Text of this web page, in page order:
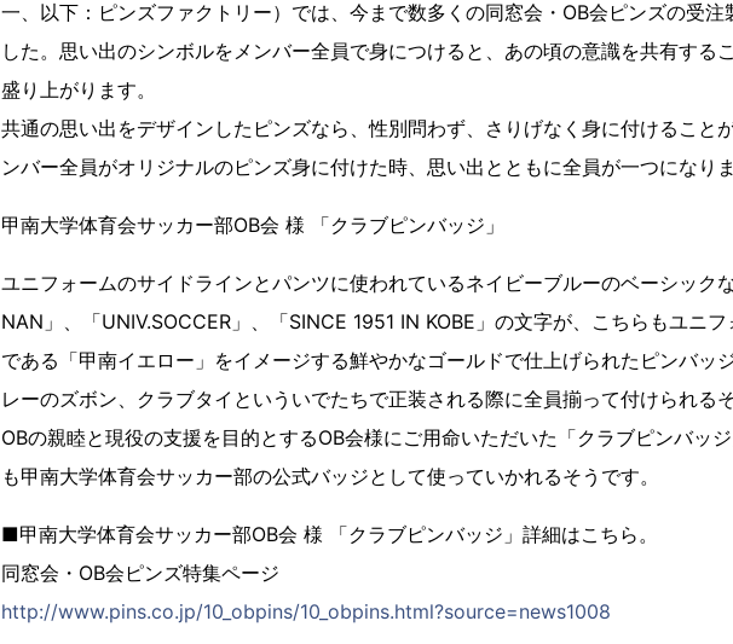
一、以下：ピンズファクトリー）では、今まで数多くの同窓会・OB会ピンズの受注
した。思い出のシンボルをメンバー全員で身につけると、あの頃の意識を共有する
盛り上がります。
共通の思い出をデザインしたピンズなら、性別問わず、さりげなく身に付けること
ンバー全員がオリジナルのピンズ身に付けた時、思い出とともに全員が一つになりま
甲南大学体育会サッカー部OB会 様 「クラブピンバッジ」
ユニフォームのサイドラインとパンツに使われているネイビーブルーのベーシック
NAN」、「UNIV.SOCCER」、「SINCE 1951 IN KOBE」の文字が、こちらもユニ
である「甲南イエロー」をイメージする鮮やかなゴールドで仕上げられたピンバッ
レーのズボン、クラブタイといういでたちで正装される際に全員揃って付けられるそ
OBの親睦と現役の支援を目的とするOB会様にご用命いただいた「クラブピンバッ
も甲南大学体育会サッカー部の公式バッジとして使っていかれるそうです。
■甲南大学体育会サッカー部OB会 様 「クラブピンバッジ」詳細はこちら。
同窓会・OB会ピンズ特集ページ
http://www.pins.co.jp/10_obpins/10_obpins.html?source=news1008